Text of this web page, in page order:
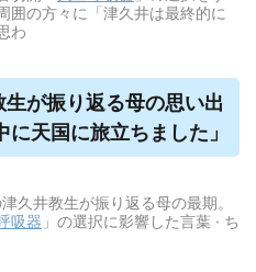
囲の方々に「津久井は最終的に
わ
が振り返る母の思い出
に天国に旅立ちました」
久井教生が振り返る母の最期。
吸器 」の選択に影響した言葉 · ち